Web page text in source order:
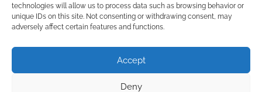
technologies will allow us to process data such as browsing behavior or
unique IDs on this site. Not consenting or withdrawing consent, may
adversely affect certain features and functions.
Accept
Deny
0228 38765458
info@bonnphysio.de
POWERED BY COKITADESIGN.DE & BONN PHYSIO
2017